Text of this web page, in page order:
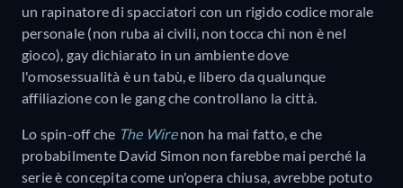
un rapinatore di spacciatori con un rigido codice morale
personale (non ruba ai civili, non tocca chi non è nel
gioco), gay dichiarato in un ambiente dove
l'omosessualità è un tabù, e libero da qualunque
affiliazione con le gang che controllano la città.
Lo spin-off che The Wirenon ha mai fatto, e che
probabilmente David Simon non farebbe mai perché la
serie è concepita come un'opera chiusa, avrebbe potuto